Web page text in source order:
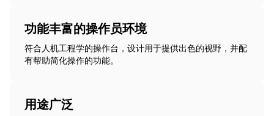
功能丰富的操作员环境
符合人机工程学的操作台，设计用于提供出色的视野，并配
有帮助简化操作的功能。
用途广泛